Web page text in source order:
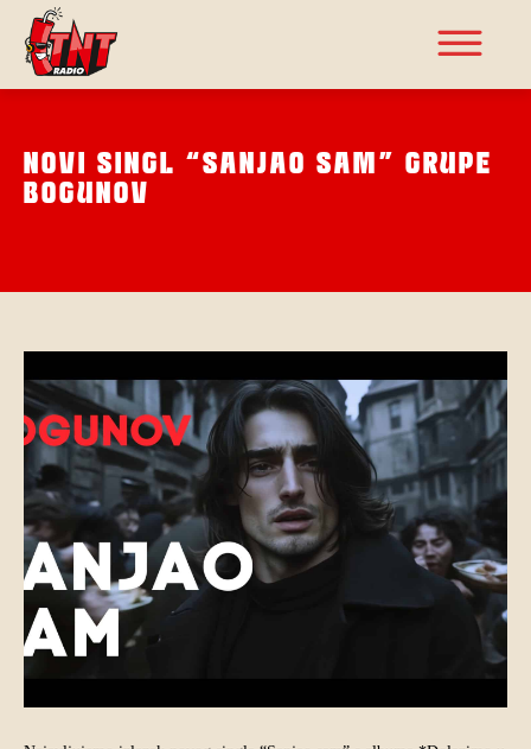
NOVI SINGL “SANJAO SAM” GRUPE
BOGUNOV